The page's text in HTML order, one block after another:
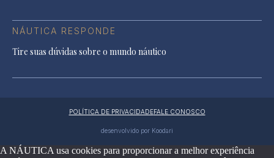
NÁUTICA RESPONDE
Tire suas dúvidas sobre o mundo náutico
POLÍTICA DE PRIVACIDADEFALE CONOSCO
desenvolvido por Koodari
A NÁUTICA usa cookies para proporcionar a melhor experiência